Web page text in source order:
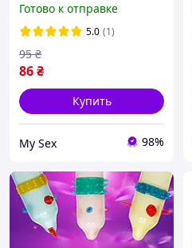
стимуляции OLO Taotie с
силиконовой смазкой 1
шт.
Готово к отправке
5.0 (1)
86₴
95 ₴
Купить
My Sex 98%